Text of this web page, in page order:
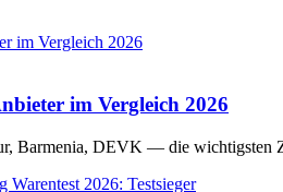
im Vergleich 2026
Barmenia, DEVK — die wichtigsten